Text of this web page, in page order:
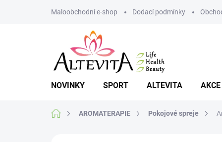
Maloobchodní e-shop Dodací podmínky
NOVINKY SPORT ALTEVITA
Domů AROMATERAPIE Pokojové spreje